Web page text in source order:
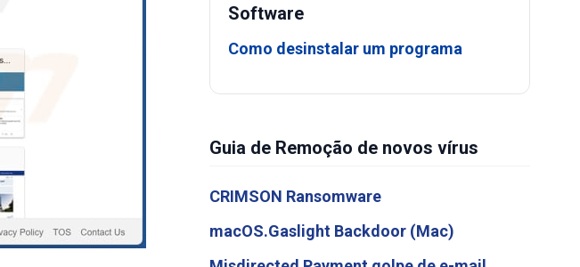
Software
Como desinstalar um programa
Guia de Remoção de novos vírus
CRIMSON Ransomware
macOS.Gaslight Backdoor (Mac)